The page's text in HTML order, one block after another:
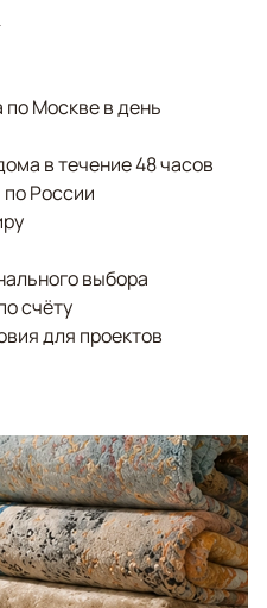
Москве в день
в течение 48 часов
России
выбора
счёту
для проектов